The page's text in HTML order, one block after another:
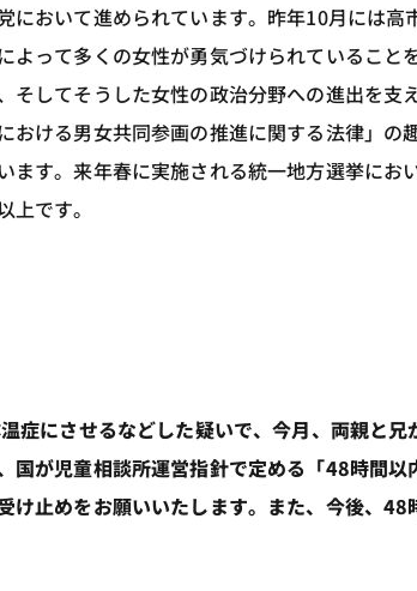
おいて進められています。昨年10月には
って多くの女性が勇気づけられていること
してそうした女性の政治分野への進出を支
ける男女共同参画の推進に関する法律」の
す。来年春に実施される統一地方選挙にお
です。
症にさせるなどした疑いで、今月、両親と兄
が児童相談所運営指針で定める「48時間
止めをお願いいたします。また、今後、